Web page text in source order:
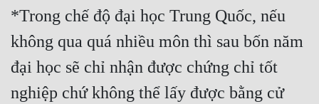
Tiểu Thuyết
Triều Đấu
*Trong chế độ đại học Trung Quốc, nếu
không qua quá nhiều môn thì sau bốn năm
đại học sẽ chỉ nhận được chứng chỉ tốt
nghiệp chứ không thể lấy được bằng cử